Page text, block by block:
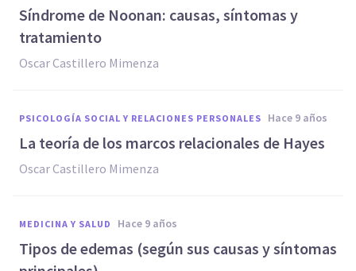
Síndrome de Noonan: causas, síntomas y
tratamiento
Oscar Castillero Mimenza
PSICOLOGÍA SOCIAL Y RELACIONES PERSONALES hace 9 años
La teoría de los marcos relacionales de Hayes
Oscar Castillero Mimenza
MEDICINA Y SALUD hace 9 años
​Tipos de edemas (según sus causas y síntomas